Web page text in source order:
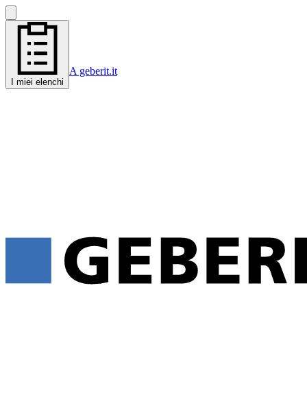
I miei elenchi
A geberit.it